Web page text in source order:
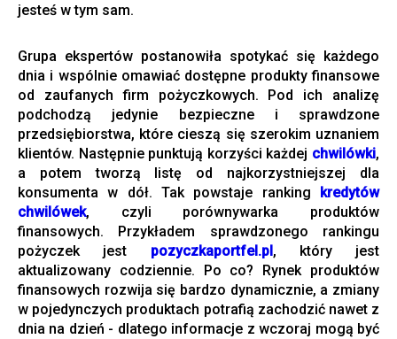
jesteś w tym sam.
Grupa ekspertów postanowiła spotykać się każdego
dnia i wspólnie omawiać dostępne produkty finansowe
od zaufanych firm pożyczkowych. Pod ich analizę
podchodzą jedynie bezpieczne i sprawdzone
przedsiębiorstwa, które cieszą się szerokim uznaniem
klientów. Następnie punktują korzyści każdej chwilówki,
a potem tworzą listę od najkorzystniejszej dla
konsumenta w dół. Tak powstaje ranking kredytów
chwilówek, czyli porównywarka produktów
finansowych. Przykładem sprawdzonego rankingu
pożyczek jest pozyczkaportfel.pl, który jest
aktualizowany codziennie. Po co? Rynek produktów
finansowych rozwija się bardzo dynamicznie, a zmiany
w pojedynczych produktach potrafią zachodzić nawet z
dnia na dzień - dlatego informacje z wczoraj mogą być